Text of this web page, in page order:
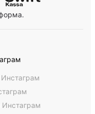
Инстаграм
Инстаграм